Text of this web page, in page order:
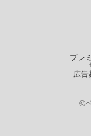
プレ
広告
©